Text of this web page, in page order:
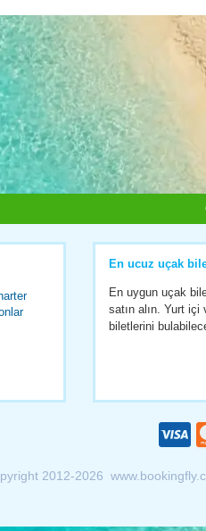
En ucuz uçak
En uygun uçak
satın alın. Yurt içi
biletlerini
2012-2026